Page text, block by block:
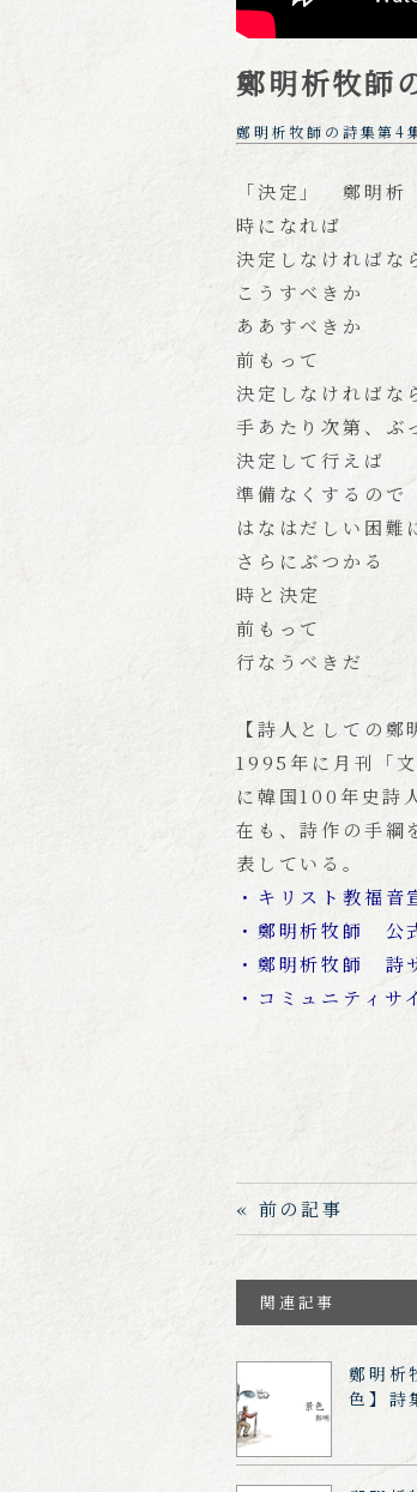
鄭明析牧師
鄭明析牧師の詩集第4
「決定」 鄭明析
時になれば
決定しなければな
こうすべきか
ああすべきか
前もって
決定しなければな
手あたり次第、ぶ
決定して行えば
準備なくするので
はなはだしい困難
さらにぶつかる
時と決定
前もって
行なうべきだ
【詩人としての鄭
1995年に月刊「
に韓国100年史詩
在も、詩作の手綱
表している。
・キリスト教福
・鄭明析牧師 公
・鄭明析牧師 詩
・コミュニティ
« 前の記事
関連記事
鄭明析
色】詩